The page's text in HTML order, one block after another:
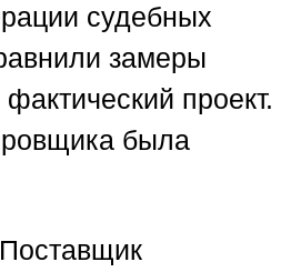
судебных
замеры
проект.
была
Поставщик